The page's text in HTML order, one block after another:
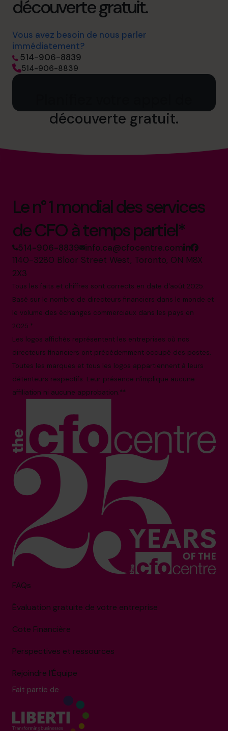
découverte gratuit.
Vous avez besoin de nous parler
immédiatement?
514-906-8839
514-906-8839
découverte gratuit.
Le n° 1 mondial des services
de CFO à temps partiel*
514-906-8839 info.ca@cfocentre.com
1140-3280 Bloor Street West, Toronto, ON M8X
2X3
Tous les faits et chiffres sont corrects en date d'août 2025.
Basé sur le nombre de directeurs financiers dans le monde et
le volume des échanges commerciaux dans les pays en
2025.*
Les logos affichés représentent les entreprises où nos
directeurs financiers ont précédemment occupé des postes.
Toutes les marques et tous les logos appartiennent à leurs
détenteurs respectifs. Leur présence n'implique aucune
affiliation ni aucune approbation.**
FAQs
Évaluation gratuite de votre entreprise
Cote Financière
Perspectives et ressources
Rejoindre l’Équipe
Fait partie de